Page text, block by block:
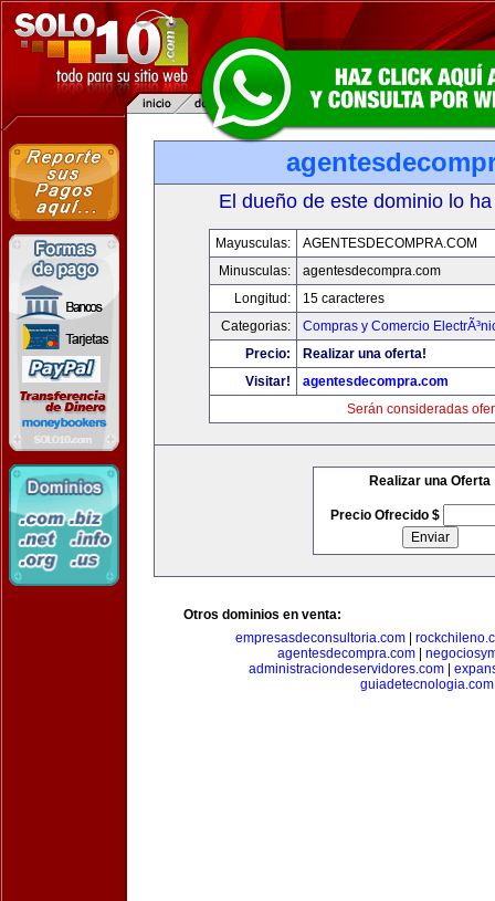
El dueño de este dominio lo
Mayusculas:
AGENTESDECOMPRA.COM
Minusculas:
agentesdecompra.com
Longitud:
15 caracteres
Categorias:
Compras y Comercio
Precio:
Realizar una oferta!
Visitar!
agentesdecompra.com
Serán consideradas
Realizar una Oferta
Precio Ofrecido $
Otros dominios en venta:
empresasdeconsultoria.com
agentesdecompra.com|
administraciondeservidores.com
guiadetecnologia.com